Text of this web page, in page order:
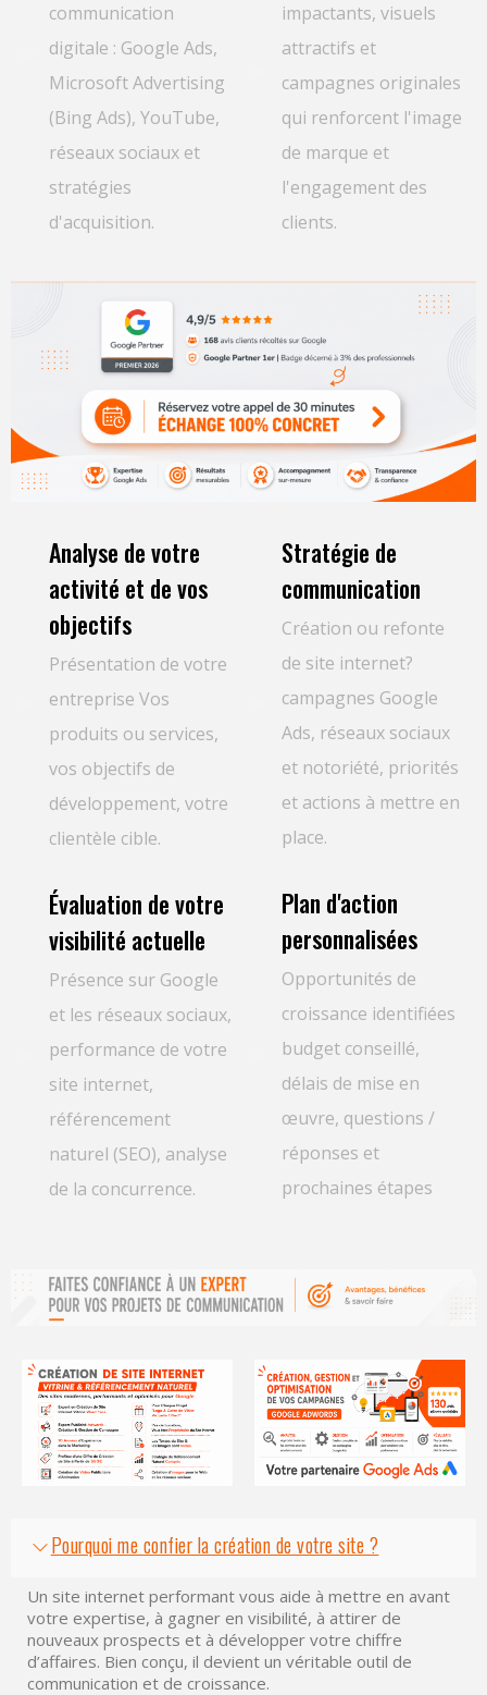
communication
digitale : Google Ads,
Microsoft Advertising
(Bing Ads), YouTube,
réseaux sociaux et
stratégies
d'acquisition.
impactants, visuels
attractifs et
campagnes originales
qui renforcent l'image
de marque et
l'engagement des
clients.
Analyse de votre
activité et de vos
objectifs
Présentation de votre
entreprise Vos
produits ou services,
vos objectifs de
développement, votre
clientèle cible.
Évaluation de votre
visibilité actuelle
Présence sur Google
et les réseaux sociaux,
performance de votre
site internet,
référencement
naturel (SEO), analyse
de la concurrence.
Stratégie de
communication
Création ou refonte
de site internet?
campagnes Google
Ads, réseaux sociaux
et notoriété, priorités
et actions à mettre en
place.
Plan d'action
personnalisées
Opportunités de
croissance identifiées
budget conseillé,
délais de mise en
œuvre, questions /
réponses et
prochaines étapes
Pourquoi me confier la création de votre site ?
Un site internet performant vous aide à mettre en avant
votre expertise, à gagner en visibilité, à attirer de
nouveaux prospects et à développer votre chiffre
d’affaires. Bien conçu, il devient un véritable outil de
communication et de croissance.